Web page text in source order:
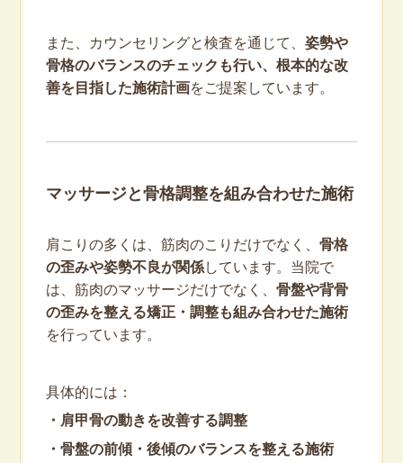
また、カウンセリングと検査を通じて、 姿勢や
骨格のバランスのチェックも行い、根本的な改
善を目指した施術計画をご提案しています。
マッサージと骨格調整を組み合わせた施術
肩こりの多くは、筋肉のこりだけでなく、 骨格
の歪みや姿勢不良が関係しています。当院で
は、筋肉のマッサージだけでなく、 骨盤や背骨
の歪みを整える矯正・調整も組み合わせた施術
を行っています。
具体的には：
・肩甲骨の動きを改善する調整
・骨盤の前傾・後傾のバランスを整える施術